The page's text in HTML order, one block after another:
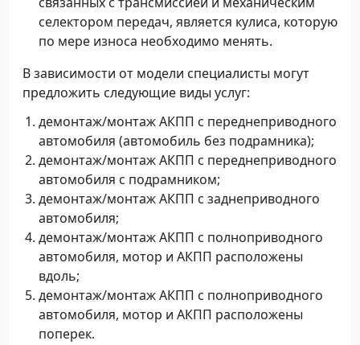
селектором передач, является кулиса, которую
по мере износа необходимо менять.
В зависимости от модели специалисты могут
предложить следующие виды услуг:
демонтаж/монтаж АКПП с переднеприводного
автомобиля (автомобиль без подрамника);
демонтаж/монтаж АКПП с переднеприводного
автомобиля с подрамником;
демонтаж/монтаж АКПП с заднеприводного
автомобиля;
демонтаж/монтаж АКПП с полноприводного
автомобиля, мотор и АКПП расположены
вдоль;
демонтаж/монтаж АКПП с полноприводного
автомобиля, мотор и АКПП расположены
поперек.